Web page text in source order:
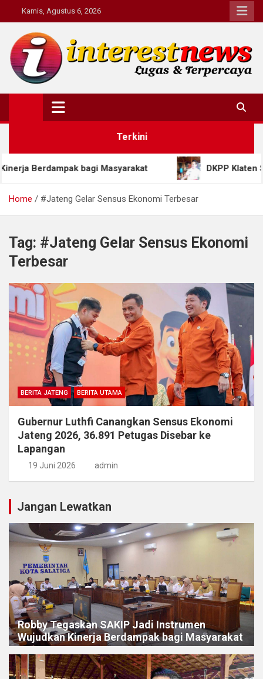
to
content
Kamis, Agustus 6, 2026
Interestnews.or.id
Terkini
bagi Masyarakat DKPP Klaten
Home #Jateng Gelar Sensus Ekonomi Terbesar
Tag: #Jateng Gelar Sensus Ekonomi
Terbesar
BERITA JATENG BERITA UTAMA
Gubernur Luthfi Canangkan Sensus Ekonomi
Jateng 2026, 36.891 Petugas Disebar ke
Lapangan
19 Juni 2026 admin
Jangan Lewatkan
Robby Tegaskan SAKIP Jadi Instrumen
Wujudkan Kinerja Berdampak bagi Masyarakat